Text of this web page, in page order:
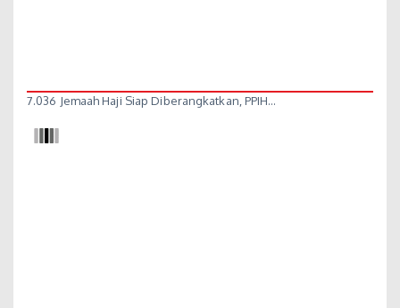
7.036 Jemaah Haji Siap Diberangkatkan, PPIH…